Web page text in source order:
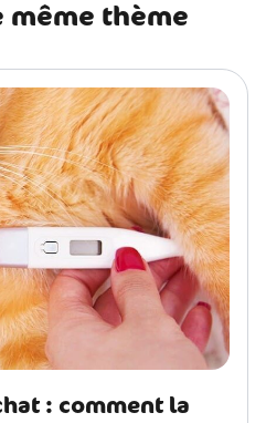
même thème
: comment la